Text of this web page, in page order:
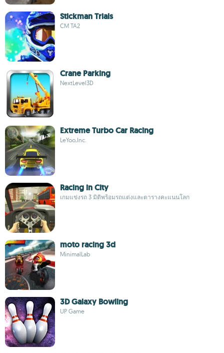
Stickman Trials
CM TA2
Crane Parking
NextLevel3D
Extreme Turbo Car Racing
LeYoo,Inc.
Racing in City
เกมแข่งรถ 3 มิติพร้อมรถแต่งและตารางคะแนนโลก
moto racing 3d
MinimalLab
3D Galaxy Bowling
UP Game